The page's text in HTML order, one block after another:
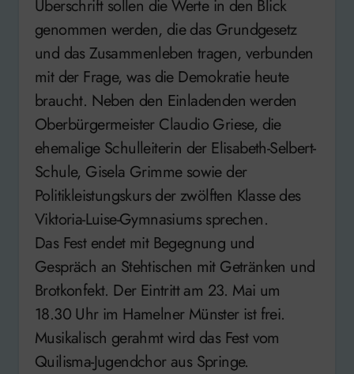
Überschrift sollen die Werte in den Blick
genommen werden, die das Grundgesetz
und das Zusammenleben tragen, verbunden
mit der Frage, was die Demokratie heute
braucht. Neben den Einladenden werden
Oberbürgermeister Claudio Griese, die
ehemalige Schulleiterin der Elisabeth-Selbert-
Schule, Gisela Grimme sowie der
Politikleistungskurs der zwölften Klasse des
Viktoria-Luise-Gymnasiums sprechen.
Das Fest endet mit Begegnung und
Gespräch an Stehtischen mit Getränken und
Brotkonfekt. Der Eintritt am 23. Mai um
18.30 Uhr im Hamelner Münster ist frei.
Musikalisch gerahmt wird das Fest vom
Quilisma-Jugendchor aus Springe.